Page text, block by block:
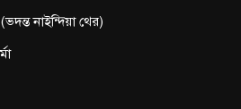
নাইন্দিয়া থের)